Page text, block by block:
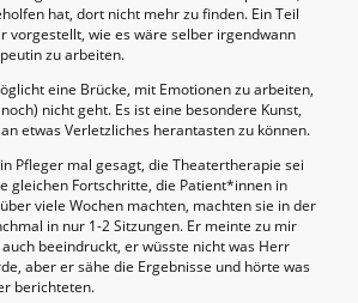
hat, dort nicht mehr zu finden. Ein Teil
vorgestellt, wie es wäre selber irgendwann
zu arbeiten.
eine Brücke, mit Emotionen zu arbeiten,
nicht geht. Es ist eine besondere Kunst,
etwas Verletzliches herantasten zu können.
Pfleger mal gesagt, die Theatertherapie sei
gleichen Fortschritte, die Patient*innen in
viele Wochen machten, machten sie in der
in nur 1-2 Sitzungen. Er meinte zu mir
beeindruckt, er wüsste nicht was Herr
aber er sähe die Ergebnisse und hörte was
berichteten.